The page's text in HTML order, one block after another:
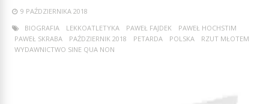
9 PAŹDZIERNIKA 2018
BIOGRAFIA
LEKKOATLETYKA PAWEŁ FAJDEK
PAWEŁ HOCHSTIM
PAWEŁ SKRABA
PAŹDZIERNIK 2018 PETARDA POLSKA
RZUT MŁOTEM
WYDAWNICTWO SINE QUA NON